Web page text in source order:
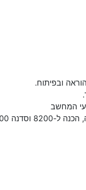
המחשב
וסדנה 8200